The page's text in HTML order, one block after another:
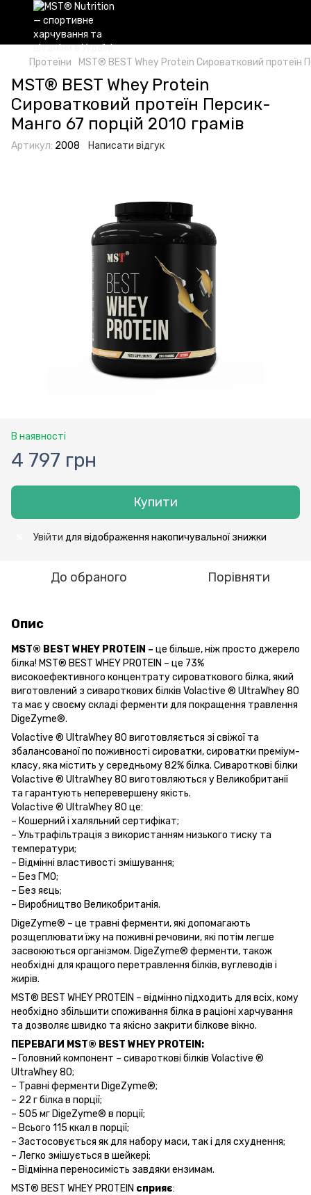
Протеїни MST® BEST Whey Protein Сироватковий протеїн
MST® BEST Whey Protein
Сироватковий протеїн Персик-
Манго 67 порцій 2010 грамів
Артикул: 2008 Написати відгук
В наявності
4 797 грн
Купити
Увійти для відображення накопичувальної знижки
До обраного Порівняти
Опис
MST® BEST WHEY PROTEIN – це більше, ніж просто джерело
білка! MST® BEST WHEY PROTEIN – це 73%
високоефективного концентрату сироваткового білка, який
виготовлений з сивароткових білків Volactive ® UltraWhey 80
та має у своєму складі ферменти для покращення травлення
DigeZyme®.
Volactive ® UltraWhey 80 виготовляється зі свіжої та
збалансованої по поживності сироватки, сироватки преміум-
класу, яка містить у середньому 82% білка. Сивароткові білки
Volactive ® UltraWhey 80 виготовляються у Великобританії
та гарантують неперевершену якість.
Volactive ® UltraWhey 80 це:
– Кошерний і халяльний сертифікат;
– Ультрафільтрація з використанням низького тиску та
температури;
– Відмінні властивості змішування;
– Без ГМО;
– Без яєць;
– Виробництво Великобританія.
DigeZyme® – це травні ферменти, які допомагають
розщеплювати їжу на поживні речовини, які потім легше
засвоюються організмом. DigeZyme® ферменти, також
необхідні для кращого перетравлення білків, вуглеводів і
жирів.
MST® BEST WHEY PROTEIN – відмінно підходить для всіх, кому
необхідно збільшити споживання білка в раціоні харчування
та дозволяє швидко та якісно закрити білкове вікно.
ПЕРЕВАГИ MST® BEST WHEY PROTEIN:
– Головний компонент – сивароткові білків Volactive ®
UltraWhey 80;
– Травні ферменти DigeZyme®;
– 22 г білка в порції;
– 505 мг DigeZyme® в порції;
– Всього 115 ккал в порції;
– Застосовується як для набору маси, так і для схуднення;
– Легко змішується в шейкері;
– Відмінна переносимість завдяки ензимам.
MST® BEST WHEY PROTEIN сприяє: